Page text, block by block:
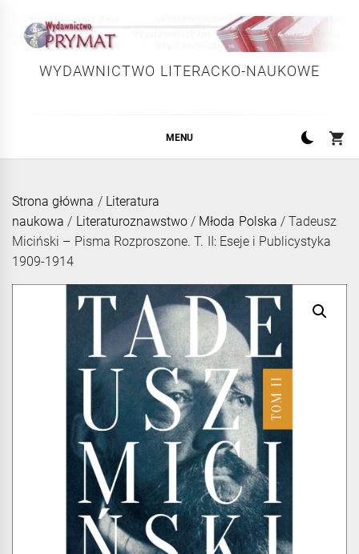
content
WYDAWNICTWO LITERACKO-NAUKOWE
MENU
Strona główna / Literatura
naukowa / Literaturoznawstwo/ Młoda Polska / Tadeusz
Miciński – Pisma Rozproszone. T. II: Eseje i Publicystyka
1909-1914